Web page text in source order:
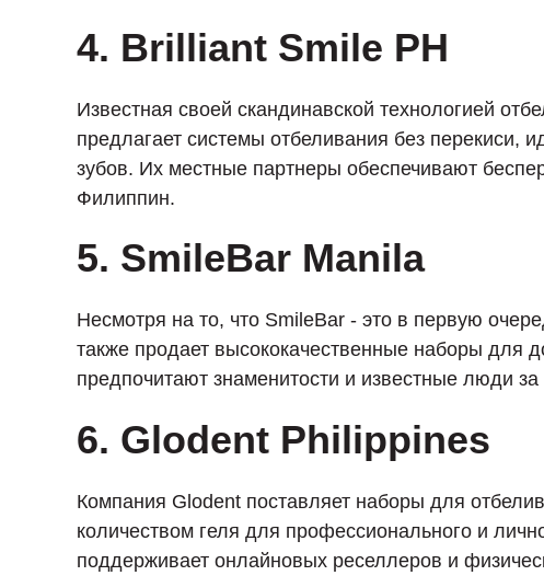
4. Brilliant Smile PH
Известная своей скандинавской технологией
предлагает системы отбеливания без перекиси,
зубов. Их местные партнеры обеспечивают
Филиппин.
5. SmileBar Manila
Несмотря на то, что SmileBar - это в первую
также продает высококачественные наборы для
предпочитают знаменитости и известные люди
6. Glodent Philippines
Компания Glodent поставляет наборы для
количеством геля для профессионального и
поддерживает онлайновых реселлеров и